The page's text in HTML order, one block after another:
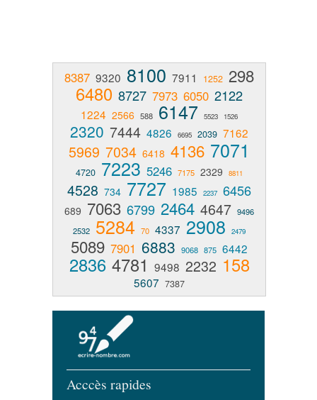
8387 9320 8100 7911 1252 298
6480 8727 7973 6050 2122
1224 2566 588 6147 5523 1526
2320 7444 4826 6695 2039 7162
5969 7034 6418 4136 7071
4720 7223 5246 7175 2329 8811
4528 734 7727 1985 2237 6456
689 7063 6799 2464 4647 9496
2532 5284 70 4337 2908 2479
5089 7901 6883 9068 875 6442
2836 4781 9498 2232 158
5607 7387
Acccès rapides